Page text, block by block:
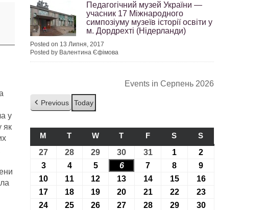
у
як
Педагогічний музей України —
учасник 17 Міжнародного
симпозіуму музеїв історії освіти у
м. Дордрехті (Нідерланди)
Posted on 13 Липня, 2017
Posted by Валентина Єфімова
Events in Серпень 2026
Previous Today
M ПОНЕДІЛОК
T ВІВТОРОК
WСЕРЕДА
T ЧЕТВЕР
FП’ЯТНИЦЯ
S СУБОТА
S
27 27.07.2026
28 28.07.2026
29 29.07.2026
30 30.07.2026
3131.07.2026
1 01.08.2026
2
303.08.2026
404.08.2026
505.08.2026
606.08.2026
7 07.08.2026
8 08.08.2026
9
10 10.08.2026
11 11.08.2026
12 12.08.2026
13 13.08.2026
1414.08.2026
1515.08.2026
1616.08.2026
17 17.08.2026
18 18.08.2026
19 19.08.2026
20 20.08.2026
2121.08.2026
2222.08.2026
2323.08.2026
24 24.08.2026
25 25.08.2026
26 26.08.2026
27 27.08.2026
2828.08.2026
2929.08.2026
3030.08.2026